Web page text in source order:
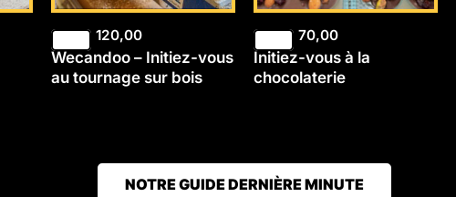
120,00
Wecandoo – Initiez-vous
au tournage sur bois
70,00
Initiez-vous à la
chocolaterie
NOTRE GUIDE DERNIÈRE MINUTE